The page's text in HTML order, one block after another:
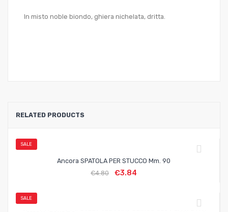
In misto noble biondo, ghiera nichelata, dritta.
RELATED PRODUCTS
SALE
Ancora SPATOLA PER STUCCO Mm. 90
€4.80 €3.84
SALE